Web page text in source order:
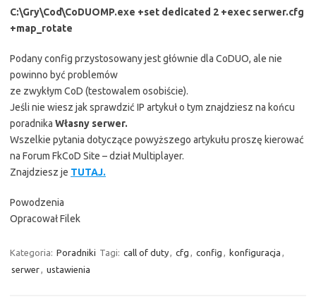
C:\Gry\Cod\CoDUOMP.exe +set dedicated 2 +exec serwer.cfg
+map_rotate
Podany config przystosowany jest głównie dla CoDUO, ale nie
powinno być problemów
ze zwykłym CoD (testowalem osobiście).
Jeśli nie wiesz jak sprawdzić IP artykuł o tym znajdziesz na końcu
poradnika Własny serwer.
Wszelkie pytania dotyczące powyższego artykułu proszę kierować
na Forum FkCoD Site – dział Multiplayer.
Znajdziesz je TUTAJ.
Powodzenia
Opracował Filek
Kategoria: Poradniki Tagi: call of duty cfg config konfiguracja
serwer
ustawienia